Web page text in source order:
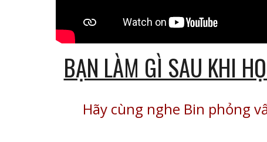
BẠN LÀM GÌ SAU KHI
Hãy cùng nghe Bin phỏng